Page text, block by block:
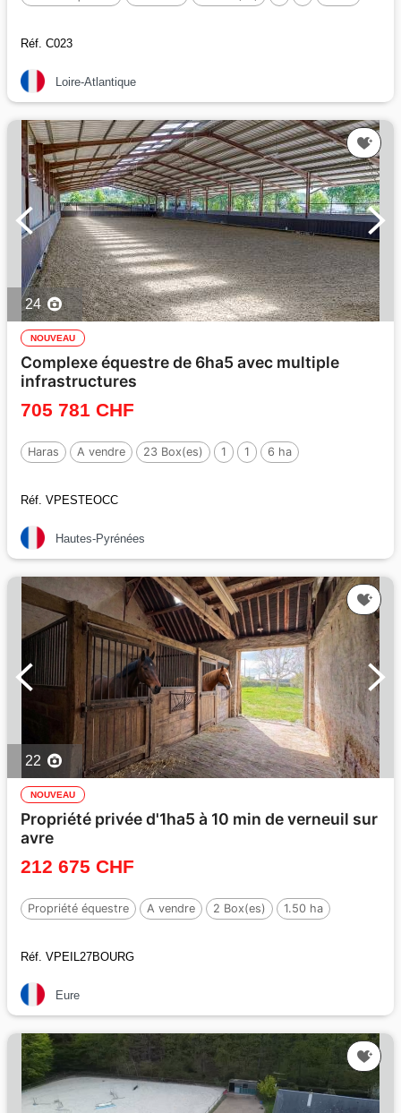
Réf. C023
Loire-Atlantique
24
NOUVEAU
Complexe équestre de 6ha5 avec multiple
infrastructures
705 781 CHF
Haras A vendre 23 Box(es) 1 1 6 ha
Réf. VPESTEOCC
Hautes-Pyrénées
22
NOUVEAU
Propriété privée d'1ha5 à 10 min de verneuil sur
avre
212 675 CHF
Propriété équestre A vendre 2 Box(es) 1.50 ha
Réf. VPEIL27BOURG
Eure